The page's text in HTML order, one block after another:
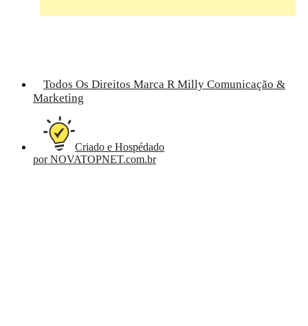
Todos Os Direitos Marca R Milly Comunicação &
Marketing
Criado e Hospédado
por NOVATOPNET.com.br